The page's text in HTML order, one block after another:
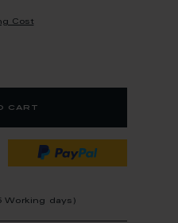
Cost
cart
Working days)